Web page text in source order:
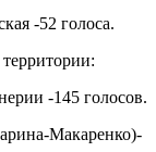
-52 голоса.
-145 голосов.
Макаренко)-